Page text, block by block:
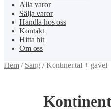
Alla varor
Sälja varor
Handla hos oss
Kontakt
Hitta hit
Om oss
Hem / Säng /Kontinental + gavel